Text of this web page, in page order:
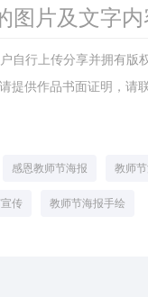
图片及文字
自行上传分享并拥有
提供作品书面证明，请
感恩教师节海报 教师
传 教师节海报手绘